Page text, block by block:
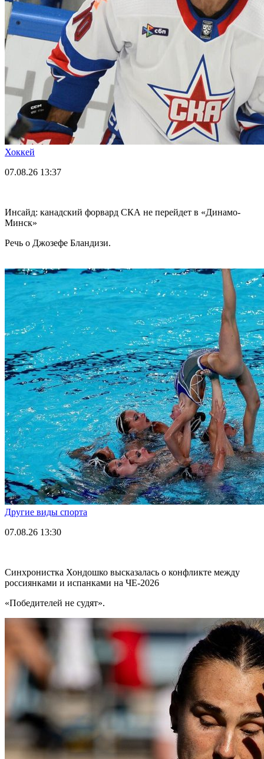
Хоккей
07.08.26 13:37
Инсайд: канадский форвард СКА не перейдет в «Динамо-
Минск»
Речь о Джозефе Бландизи.
Другие виды спорта
07.08.26 13:30
Синхронистка Хондошко высказалась о конфликте между
россиянками и испанками на ЧЕ-2026
«Победителей не судят».